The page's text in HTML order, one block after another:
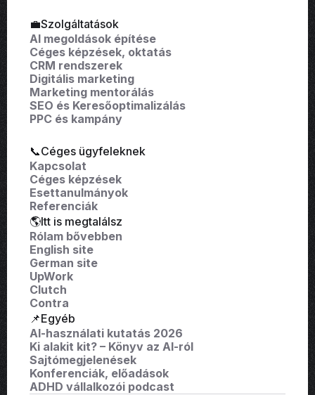
💼Szolgáltatások
AI megoldások építése
Céges képzések, oktatás
CRM rendszerek
Digitális marketing
Marketing mentorálás
SEO és Keresőoptimalizálás
PPC és kampány
📞Céges ügyfeleknek
Kapcsolat
Céges képzések
Esettanulmányok
Referenciák
🌎Itt is megtalálsz
Rólam bővebben
English site
German site
UpWork
Clutch
Contra
📌Egyéb
AI-használati kutatás 2026
Ki alakit kit? – Könyv az AI-ról
Sajtómegjelenések
Konferenciák, előadások
ADHD vállalkozói podcast